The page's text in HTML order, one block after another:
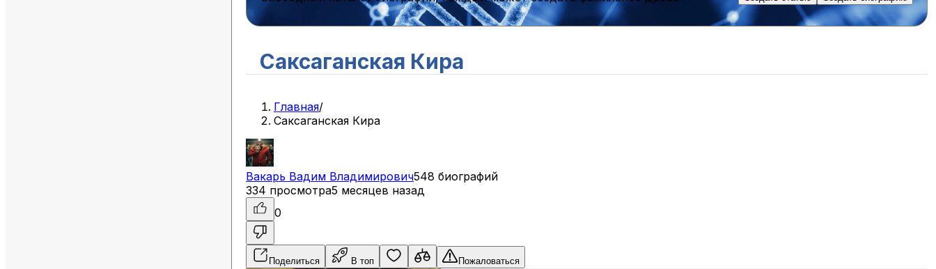
Саксаганская Кира
Главная/
Саксаганская Кира
Вакарь Вадим Владимирович548 биографий
334 просмотра5 месяцев назад
0
Поделиться В топ Пожаловаться